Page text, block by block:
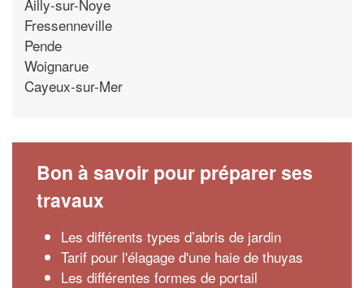
Ailly-sur-Noye
Fressenneville
Pende
Woignarue
Cayeux-sur-Mer
Bon à savoir pour préparer ses
travaux
Les différents types d’abris de jardin
Tarif pour l'élagage d'une haie de thuyas
Les différentes formes de portail